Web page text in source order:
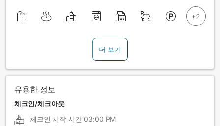
더 보기
유용한 정보
체크인/체크아웃
체크인 시작 시간 03:00 PM